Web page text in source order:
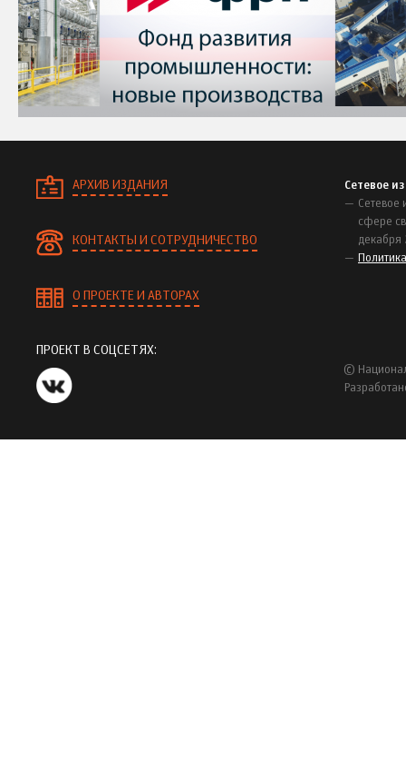
АРХИВ ИЗДАНИЯ
КОНТАКТЫ И СОТРУДНИЧЕСТВО
О ПРОЕКТЕ И АВТОРАХ
Сетевое
Сетевое
сфере
декабря
ПРОЕКТ В СОЦСЕТЯХ:
©